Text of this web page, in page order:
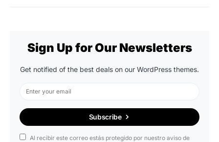
Sign Up for Our Newsletters
Get notified of the best deals on our WordPress themes.
Subscribe
Al recibir este correo estás protegido por nuestro aviso de